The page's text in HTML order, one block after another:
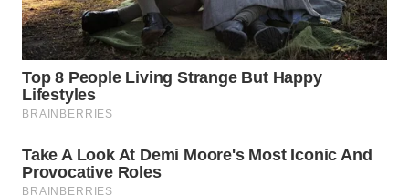
WN
TANGERANG
WN
BINJAI
WN
CIREBON